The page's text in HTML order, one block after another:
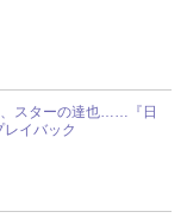
、スターの達也……『日
イバック